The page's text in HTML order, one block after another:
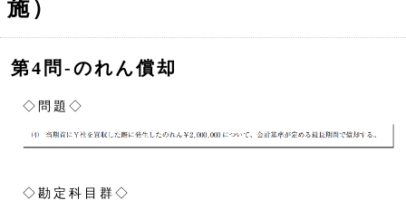
施）
第4問‐のれん償却
◇問題◇
◇勘定科目群◇